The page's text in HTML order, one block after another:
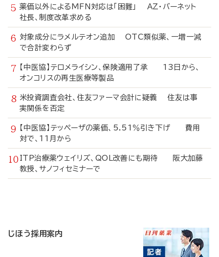
薬価以外によるMFN対応は「困難」 AZ・バーネット
社長、制度改革求める
対象成分にラメルテオン追加 OTC類似薬、一増一減
で合計変わらず
【中医協】テロメライシン、保険適用了承 13日から、
オンコリスの再生医療等製品
米投資調査会社、住友ファーマ会計に疑義 住友は事
実関係を否定
【中医協】テッペーザの薬価、5.51％引き下げ 費用
対で、11月から
ITP治療薬ウェイリズ、QOL改善にも期待 阪大加藤
教授、サノフィセミナーで
じほう採用案内